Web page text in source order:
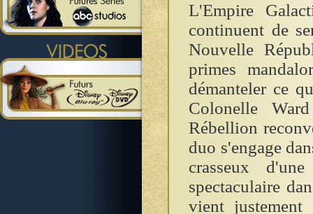
L'Empire
continuent de
Nouvelle
primes
démanteler ce
Colonelle
Rébellion
duo s'engage
crasseux
spectaculaire
vient justement